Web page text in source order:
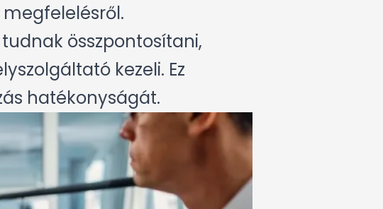
összpontosítani,
kezeli. Ez
hatékonyságát.